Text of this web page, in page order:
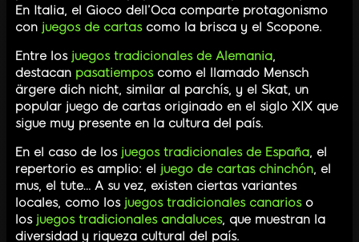
En Italia, el Gioco dell’Oca comparte protagonismo
con juegos de cartascomo la brisca y el Scopone.
Entre los juegos tradicionales de Alemania,
destacan pasatiemposcomo el llamado Mensch
ärgere dich nicht, similar al parchís, y el Skat, un
popular juego de cartas originado en el siglo XIX que
sigue muy presente en la cultura del país.
En el caso de los juegos tradicionales de España, el
repertorio es amplio: el juego de cartas chinchón, el
mus, el tute… A su vez, existen ciertas variantes
locales, como los juegos tradicionales canarioso
los juegos tradicionales andaluces, que muestran la
diversidad y riqueza cultural del país.